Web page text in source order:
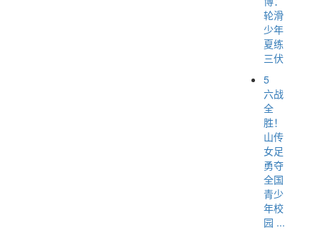
轮滑
少年
夏练
三伏
5
六战
全
胜！
山传
女足
勇夺
全国
青少
年校
园 ...